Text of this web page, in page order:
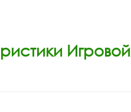
Игровой